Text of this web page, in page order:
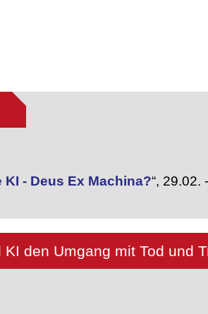
KI - Deus Ex Machina?“, 29.02.
den Umgang mit Tod und